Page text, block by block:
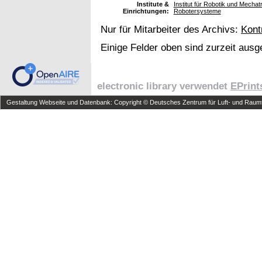
Institute &
Einrichtungen:
Institut für Robotik und
Robotersysteme
Nur für Mitarbeiter des Archivs:
Einige Felder oben sind zurzeit
electronic library verwendet
Gestaltung Webseite und Datenbank: Copyright © Deutsches Zentrum für Luft- und